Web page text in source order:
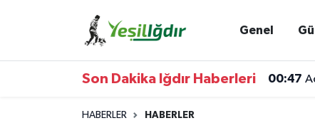
Genel
Son Dakika Iğdır Haberleri 00:47
HABERLER HABERLER